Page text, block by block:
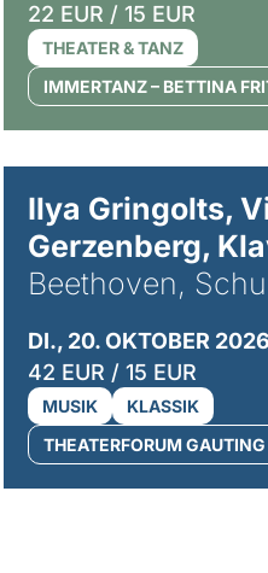
22 EUR / 15 EUR
THEATER & TANZ
IMMERTANZ – BETTINA
Ilya Gringolts,
Gerzenberg,
Beethoven,
DI., 20. OKTOBER 2026
42 EUR / 15 EUR
MUSIK
KLASSIK
THEATERFORUM